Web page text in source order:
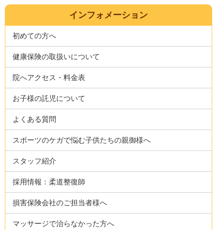
インフォメーション
初めての方へ
健康保険の取扱いについて
院へアクセス・料金表
お子様の託児について
よくある質問
スポーツのケガで悩む子供たちの親御様へ
スタッフ紹介
採用情報：柔道整復師
損害保険会社のご担当者様へ
マッサージで治らなかった方へ